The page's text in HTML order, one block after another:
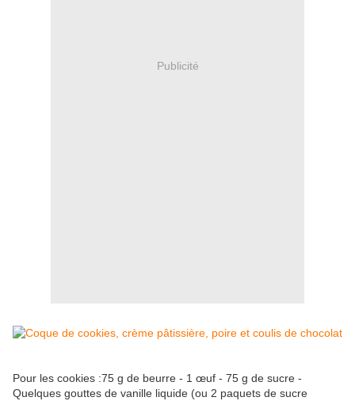
Publicité
Pour les cookies :75 g de beurre - 1 œuf - 75 g de sucre -
Quelques gouttes de vanille liquide (ou 2 paquets de sucre